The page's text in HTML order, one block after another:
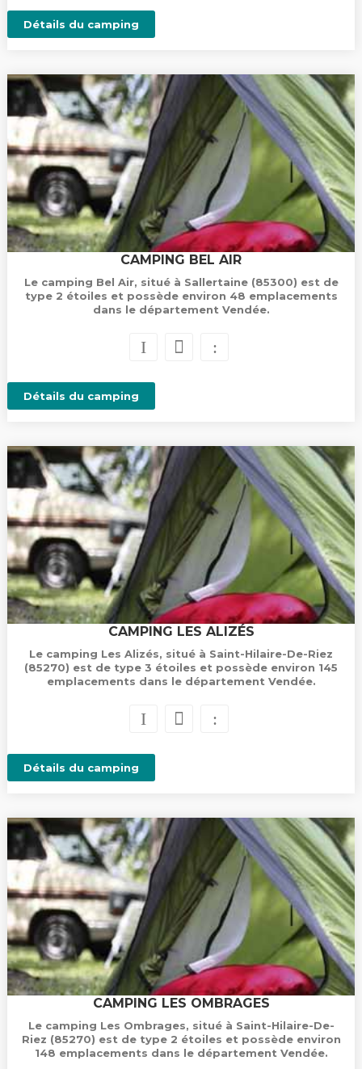
Détails du camping
CAMPING BEL AIR
Le camping Bel Air, situé à Sallertaine (85300) est de
type 2 étoiles et possède environ 48 emplacements
dans le département Vendée.
Détails du camping
CAMPING LES ALIZÉS
Le camping Les Alizés, situé à Saint-Hilaire-De-Riez
(85270) est de type 3 étoiles et possède environ 145
emplacements dans le département Vendée.
Détails du camping
CAMPING LES OMBRAGES
Le camping Les Ombrages, situé à Saint-Hilaire-De-
Riez (85270) est de type 2 étoiles et possède environ
148 emplacements dans le département Vendée.